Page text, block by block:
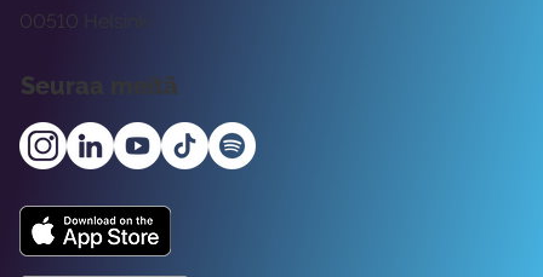
00510 Helsinki
Seuraa meitä